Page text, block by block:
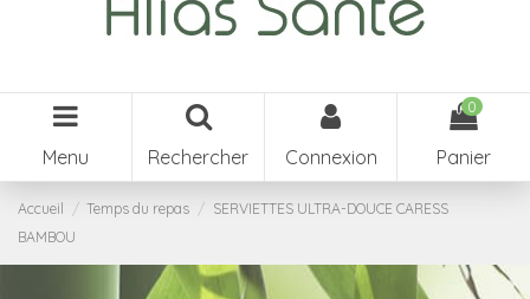
Menu Rechercher Connexion
0
Panier
Accueil Temps du repas
SERVIETTES ULTRA-DOUCE CARESS
BAMBOU